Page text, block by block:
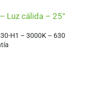
Luz cálida – 25°
H1 – 3000K – 630